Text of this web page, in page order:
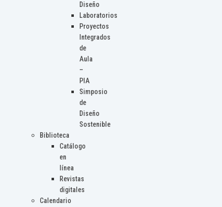
Diseño
Laboratorios
Proyectos
Integrados
de
Aula
–
PIA
Simposio
de
Diseño
Sostenible
Biblioteca
Catálogo
en
línea
Revistas
digitales
Calendario